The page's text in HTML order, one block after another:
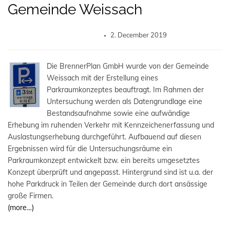
Gemeinde Weissach
2. December 2019
Die BrennerPlan GmbH wurde von der Gemeinde
Weissach mit der Erstellung eines
Parkraumkonzeptes beauftragt. Im Rahmen der
Untersuchung werden als Datengrundlage eine
Bestandsaufnahme sowie eine aufwändige
Erhebung im ruhenden Verkehr mit Kennzeichenerfassung und
Auslastungserhebung durchgeführt. Aufbauend auf diesen
Ergebnissen wird für die Untersuchungsräume ein
Parkraumkonzept entwickelt bzw. ein bereits umgesetztes
Konzept überprüft und angepasst. Hintergrund sind ist u.a. der
hohe Parkdruck in Teilen der Gemeinde durch dort ansässige
große Firmen.
(more…)